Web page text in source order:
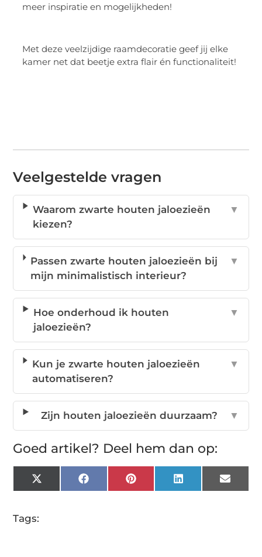
meer inspiratie en mogelijkheden!
Met deze veelzijdige raamdecoratie geef jij elke
kamer net dat beetje extra flair én functionaliteit!
Veelgestelde vragen
Waarom zwarte houten jaloezieën
kiezen?
▼
Passen zwarte houten jaloezieën bij
mijn minimalistisch interieur?
▼
Hoe onderhoud ik houten
jaloezieën?
▼
Kun je zwarte houten jaloezieën
automatiseren?
▼
Zijn houten jaloezieën duurzaam? ▼
Goed artikel? Deel hem dan op:
X
(Twitter)
FacebookPinterestLinkedInEmail
Tags: